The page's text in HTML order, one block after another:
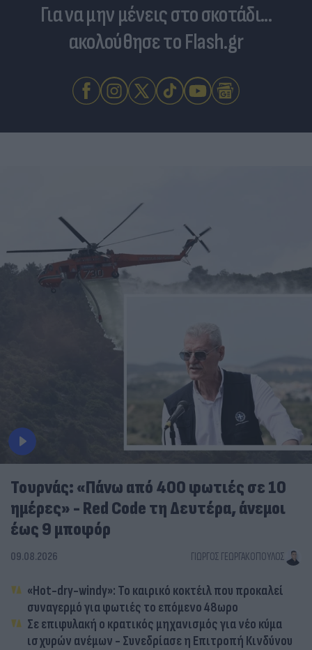
Για να μην μένεις στο σκοτάδι...
ακολούθησε το Flash.gr
Τουρνάς: «Πάνω από 400 φωτιές σε 10
ημέρες» - Red Code τη Δευτέρα, άνεμοι
έως 9 μποφόρ
09.08.2026 ΓΙΏΡΓΟΣ ΓΕΩΡΓΑΚΌΠΟΥΛΟΣ
«Hot-dry-windy»: Το καιρικό κοκτέιλ που προκαλεί
συναγερμό για φωτιές το επόμενο 48ωρο
Σε επιφυλακή ο κρατικός μηχανισμός για νέο κύμα
ισχυρών ανέμων - Συνεδρίασε η Επιτροπή Κινδύνου